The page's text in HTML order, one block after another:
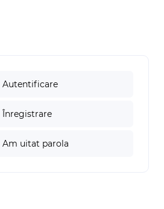
Autentificare
Înregistrare
Am uitat parola